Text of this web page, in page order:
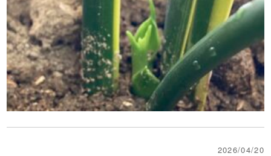
2026/04/20